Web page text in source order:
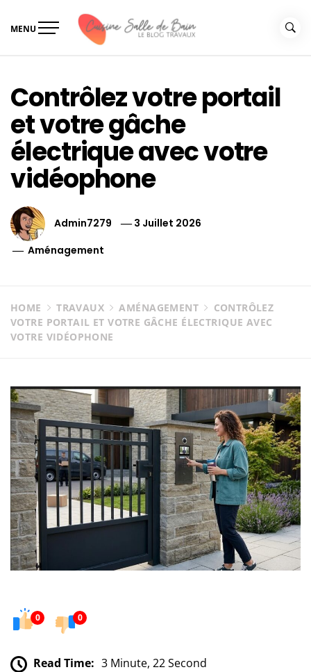
MENU
Contrôlez votre portail
et votre gâche
électrique avec votre
vidéophone
Admin7279
3 Juillet 2026
Aménagement
HOME TRAVAUX AMÉNAGEMENT
CONTRÔLEZ
VOTRE PORTAIL ET VOTRE GÂCHE ÉLECTRIQUE AVEC
VOTRE VIDÉOPHONE
0 0
Read Time: 3 Minute, 22 Second